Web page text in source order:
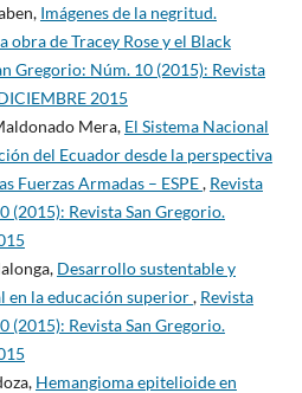
Imágenes de la negritud.
obra de Tracey Rose y el Black
Gregorio: Núm. 10 (2015): Revista
2015
Mera, El Sistema Nacional
del Ecuador desde la perspectiva
Fuerzas Armadas – ESPE, Revista
(2015): Revista San Gregorio.
Desarrollo sustentable y
en la educación superior, Revista
(2015): Revista San Gregorio.
Hemangioma epitelioide en